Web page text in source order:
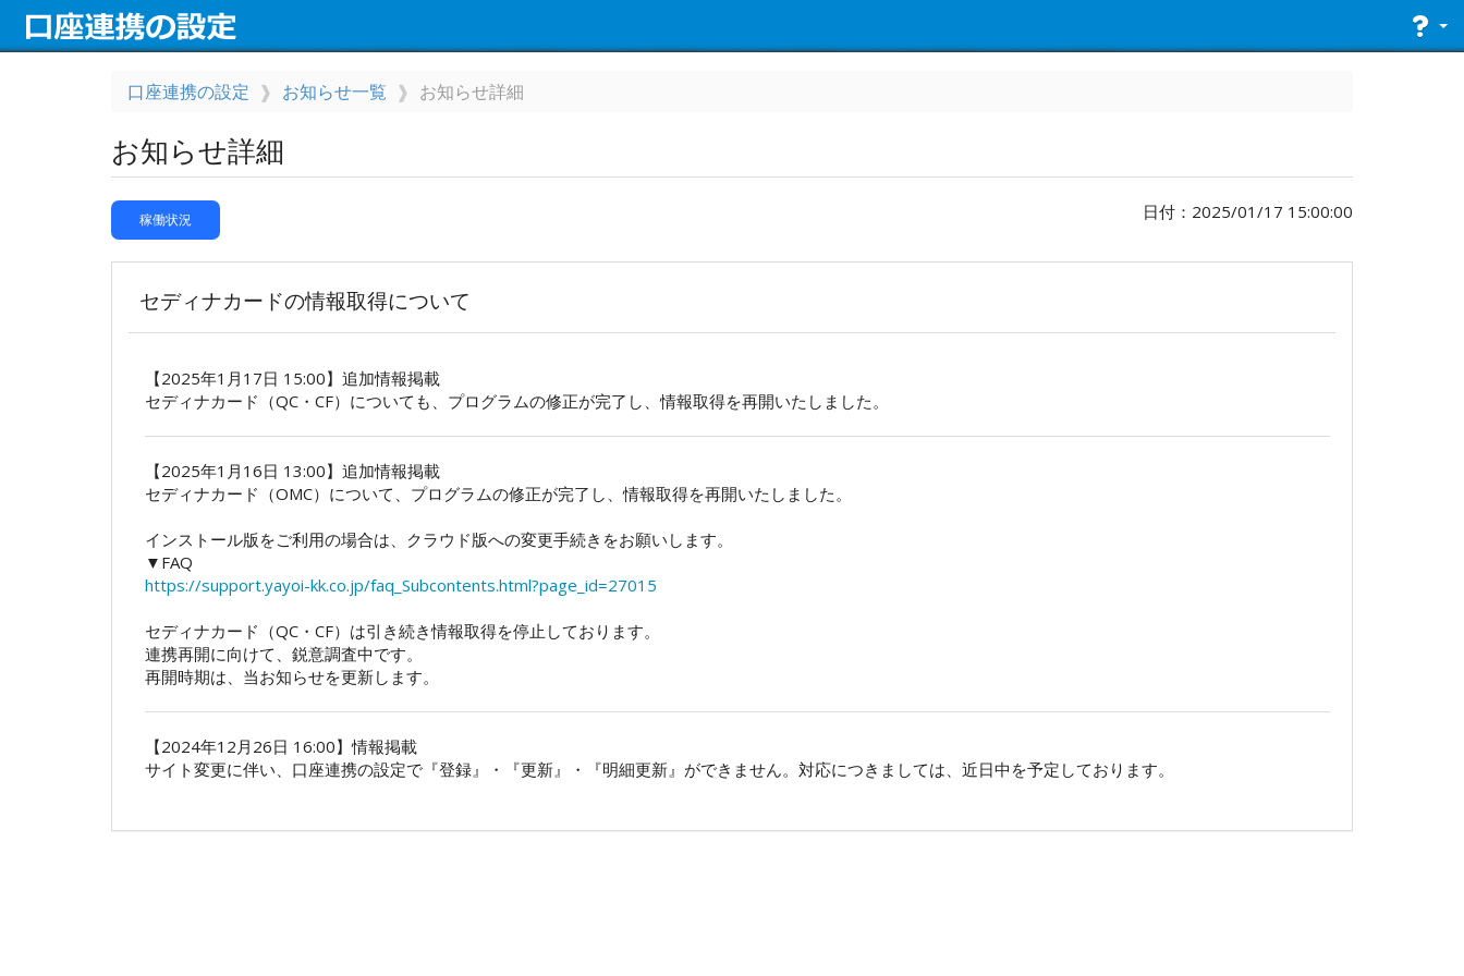
口座連携の設定 お知らせ一覧 お知らせ詳細
お知らせ詳細
稼働状況 日付：2025/01/17 15:00:00
セディナカードの情報取得について
【2025年1月17日 15:00】追加情報掲載
セディナカード（QC・CF）についても、プログラムの修正が完了し、情報取得を再開いたしました。
【2025年1月16日 13:00】追加情報掲載
セディナカード（OMC）について、プログラムの修正が完了し、情報取得を再開いたしました。
インストール版をご利用の場合は、クラウド版への変更手続きをお願いします。
▼FAQ
https://support.yayoi-kk.co.jp/faq_Subcontents.html?page_id=27015
セディナカード（QC・CF）は引き続き情報取得を停止しております。
連携再開に向けて、鋭意調査中です。
再開時期は、当お知らせを更新します。
【2024年12月26日 16:00】情報掲載
サイト変更に伴い、口座連携の設定で『登録』・『更新』・『明細更新』ができません。対応につきましては、近日中を予定しております。